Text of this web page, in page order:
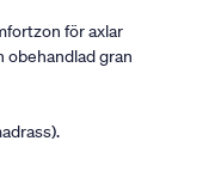
för axlar
obehandlad gran